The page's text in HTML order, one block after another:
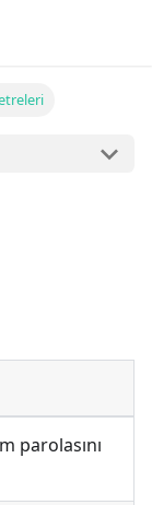
parolasını